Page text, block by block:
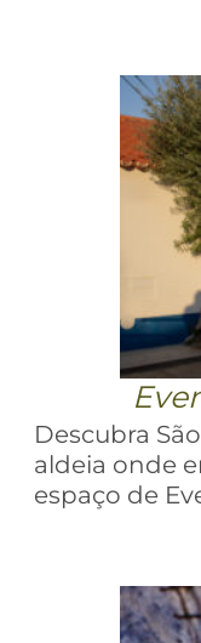
Descubra
aldeia onde
espaço de